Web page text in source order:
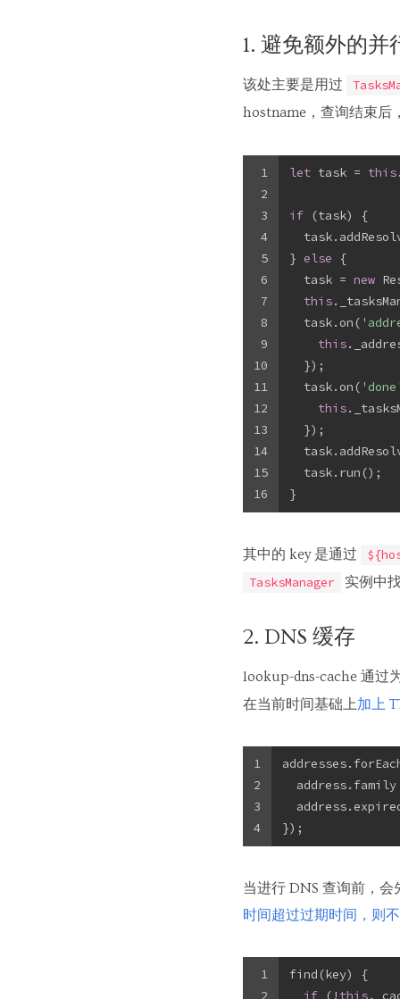
1. 避免额外的并
该处主要是用过
hostname，查询结束后
1
2
3
4
5
6
7
8
9
10
11
12
13
14
15
16
let task = this
if (task) {
} else {
  task =
new
this
  task.on(
this
  });
  task.on(
this
  });
  task.run();
}
其中的 key 是通过
TasksManager
实例中
2. DNS 缓存
lookup-dns-cache 通过
在当前时间基础上加上
1
2
3
4
});
当进行 DNS 查询前，
时间超过过期时间，则
1
2
find(key) {
if (! this